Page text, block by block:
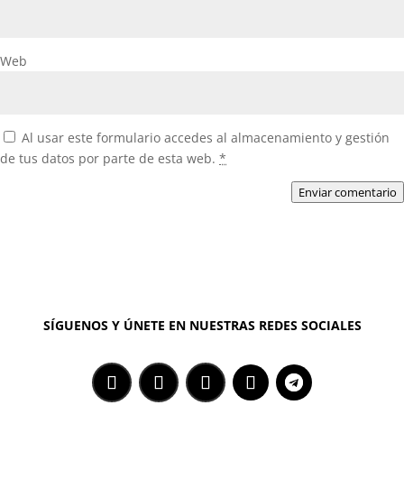
Web
Al usar este formulario accedes al almacenamiento y gestión
de tus datos por parte de esta web. *
Enviar comentario
SÍGUENOS Y ÚNETE EN NUESTRAS REDES SOCIALES